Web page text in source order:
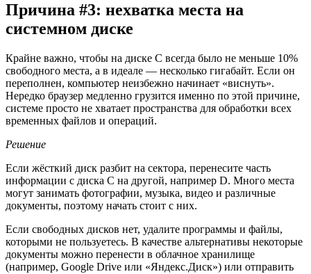
Причина #3: нехватка места на
системном диске
Крайне важно, чтобы на диске C всегда было не меньше 10%
свободного места, а в идеале — несколько гигабайт. Если он
переполнен, компьютер неизбежно начинает «виснуть».
Нередко браузер медленно грузится именно по этой причине,
системе просто не хватает пространства для обработки всех
временных файлов и операций.
Решение
Если жёсткий диск разбит на сектора, перенесите часть
информации с диска C на другой, например D. Много места
могут занимать фотографии, музыка, видео и различные
документы, поэтому начать стоит с них.
Если свободных дисков нет, удалите программы и файлы,
которыми не пользуетесь. В качестве альтернативы некоторые
документы можно перенести в облачное хранилище
(например, Google Drive или «Яндекс.Диск») или отправить